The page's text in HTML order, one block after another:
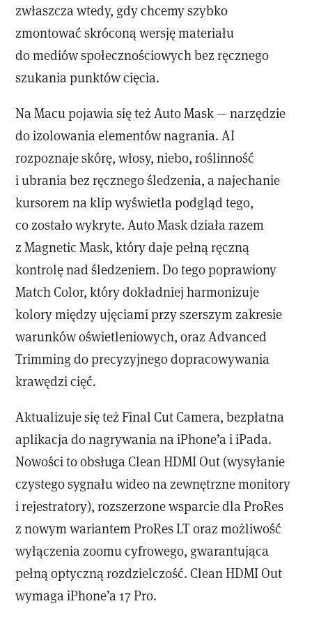
zwłaszcza wtedy, gdy chcemy szybko
zmontować skróconą wersję materiału
do mediów społecznościowych bez ręcznego
szukania punktów cięcia.
Na Macu pojawia się też Auto Mask — narzędzie
do izolowania elementów nagrania. AI
rozpoznaje skórę, włosy, niebo, roślinność
i ubrania bez ręcznego śledzenia, a najechanie
kursorem na klip wyświetla podgląd tego,
co zostało wykryte. Auto Mask działa razem
z Magnetic Mask, który daje pełną ręczną
kontrolę nad śledzeniem. Do tego poprawiony
Match Color, który dokładniej harmonizuje
kolory między ujęciami przy szerszym zakresie
warunków oświetleniowych, oraz Advanced
Trimming do precyzyjnego dopracowywania
krawędzi cięć.
Aktualizuje się też Final Cut Camera, bezpłatna
aplikacja do nagrywania na iPhone’a i iPada.
Nowości to obsługa Clean HDMI Out (wysyłanie
czystego sygnału wideo na zewnętrzne monitory
i rejestratory), rozszerzone wsparcie dla ProRes
z nowym wariantem ProRes LT oraz możliwość
wyłączenia zoomu cyfrowego, gwarantująca
pełną optyczną rozdzielczość. Clean HDMI Out
wymaga iPhone’a 17 Pro.